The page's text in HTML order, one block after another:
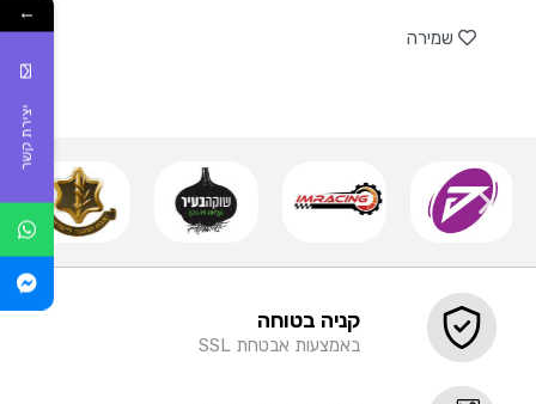
שמירה
קניה בטוחה
באמצעות אבטחת SSL
←
יצירת קשר